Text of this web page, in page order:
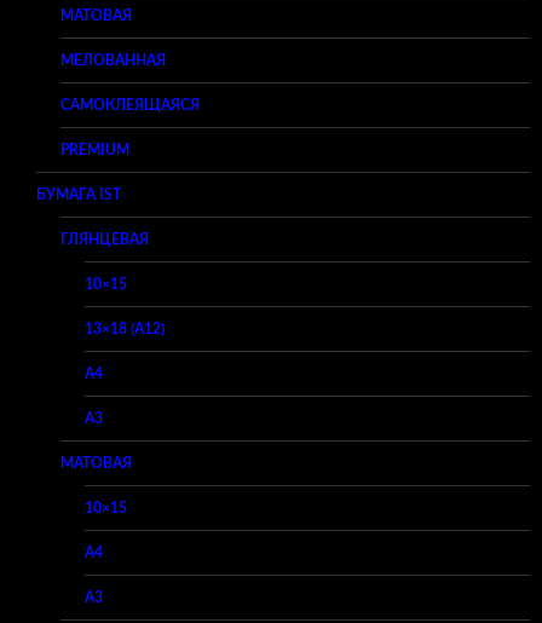
МАТОВАЯ
МЕЛОВАННАЯ
САМОКЛЕЯЩАЯСЯ
PREMIUM
БУМАГА IST
ГЛЯНЦЕВАЯ
10×15
13×18 (A12)
A4
A3
МАТОВАЯ
10×15
A4
A3